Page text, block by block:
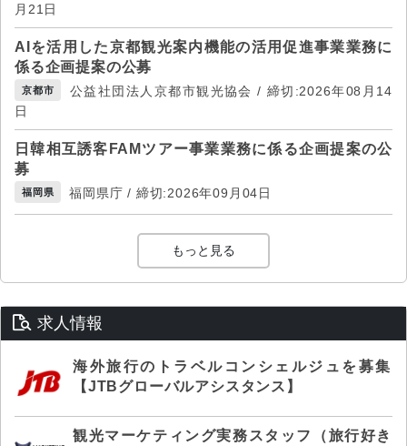
月21日
AIを活用した京都観光案内機能の活用促進事業業務に
係る企画提案の公募
京都市
公益社団法人京都市観光協会 / 締切:2026年08月14
日
日韓相互誘客FAMツアー事業業務に係る企画提案の公
募
福岡県 福岡県庁 / 締切:2026年09月04日
もっと見る
求人情報
海外旅行のトラベルコンシェルジュを募集
【JTBグローバルアシスタンス】
観光マーケティング実務スタッフ（旅行好き